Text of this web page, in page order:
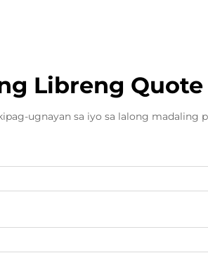
Libreng Quote
ugnayan sa iyo sa lalong madaling